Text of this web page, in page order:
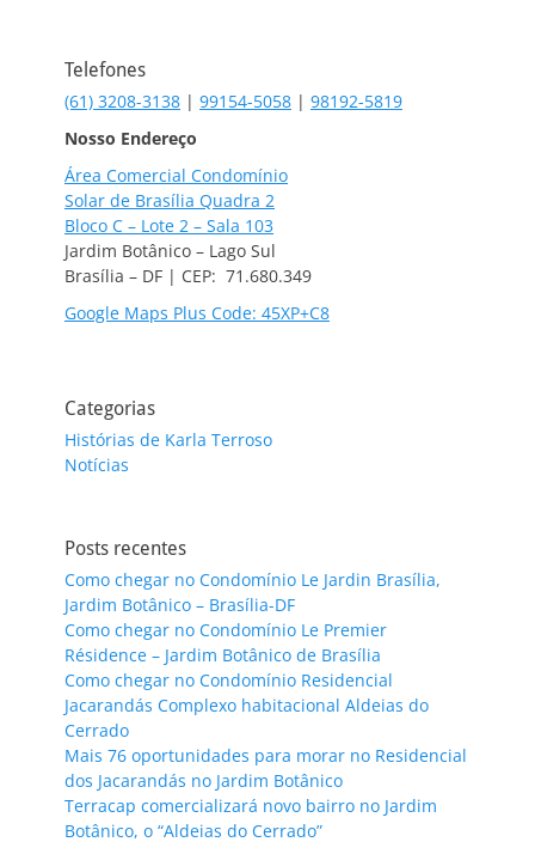
Telefones
(61) 3208-3138 | 99154-5058 | 98192-5819
Nosso Endereço
Área Comercial Condomínio
Solar de Brasília Quadra 2
Bloco C – Lote 2 – Sala 103
Jardim Botânico – Lago Sul
Brasília – DF | CEP: 71.680.349
Google Maps Plus Code: 45XP+C8
Categorias
Histórias de Karla Terroso
Notícias
Posts recentes
Como chegar no Condomínio Le Jardin Brasília,
Jardim Botânico – Brasília-DF
Como chegar no Condomínio Le Premier
Résidence – Jardim Botânico de Brasília
Como chegar no Condomínio Residencial
Jacarandás Complexo habitacional Aldeias do
Cerrado
Mais 76 oportunidades para morar no Residencial
dos Jacarandás no Jardim Botânico
Terracap comercializará novo bairro no Jardim
Botânico, o “Aldeias do Cerrado”